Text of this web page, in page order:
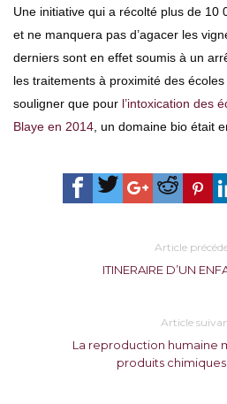
Une initiative qui a récolté plus de 10
et ne manquera pas d’agacer les
derniers sont en effet soumis à un
les traitements à proximité des
souligner que pour l’intoxication des
Blaye en 2014 , un domaine bio était
Article
ITINERAIRE D’UN
Article
La reproduction humaine
produits